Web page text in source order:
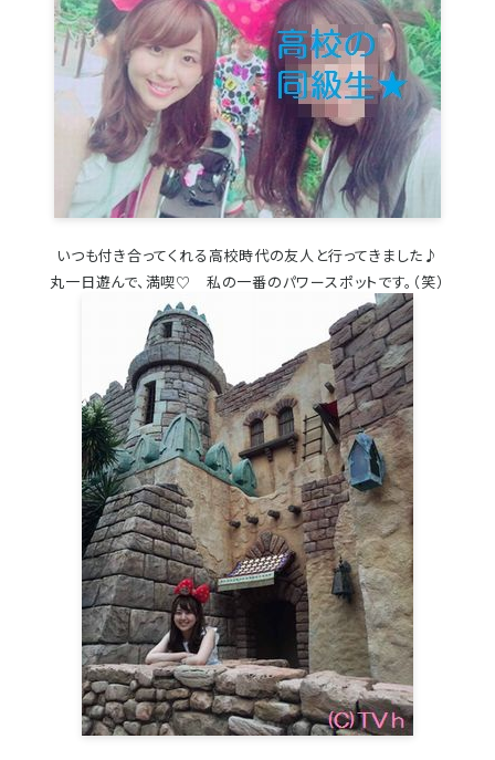
いつも付き合ってくれる高校時代の友人と行ってきました♪
丸一日遊んで、満喫♡ 私の一番のパワースポットです。（笑）